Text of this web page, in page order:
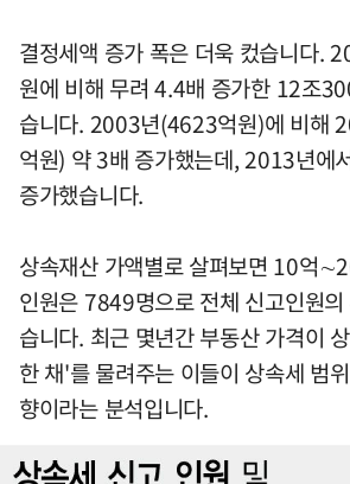
결정세액 증가 폭은 더욱 컸습니다.
원에 비해 무려 4.4배 증가한 12조
습니다. 2003년(4623억원)에 비해
억원) 약 3배 증가했는데, 2013년에
증가했습니다.
상속재산 가액별로 살펴보면 10억
인원은 7849명으로 전체 신고인원
습니다. 최근 몇년간 부동산 가격이
한 채'를 물려주는 이들이 상속세 범
향이라는 분석입니다.